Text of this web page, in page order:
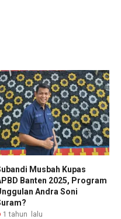
Musbah Kupas
Banten 2025, Program
Andra Soni
1 tahun lalu